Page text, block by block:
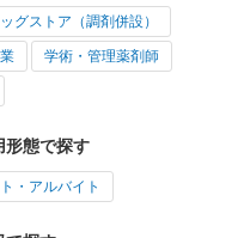
グストア（調剤併設）
学術・管理薬剤師
形態で探す
・アルバイト